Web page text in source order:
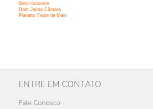
Belo Horizonte
Dom Jaime Câmara
Planalto Treze de Maio
ENTRE EM CONTATO
Fale Conosco